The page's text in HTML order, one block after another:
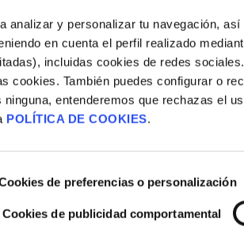
analizar y personalizar tu navegación, así
en cuenta el perfil realizado
incluidas cookies de redes
cookies. También puedes configurar o
entenderemos que rechazas el
POLÍTICA DE COOKIES.
de preferencias o personalización
Cookies de publicidad comportamental
TRABAJA CON
Portal de Empleo
CONSULTA NUESTRAS OFERTAS
Política de Cookies|Site Map|Blog|